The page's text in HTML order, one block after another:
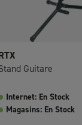
Guitare
Internet: En Stock
Magasins: En Stock